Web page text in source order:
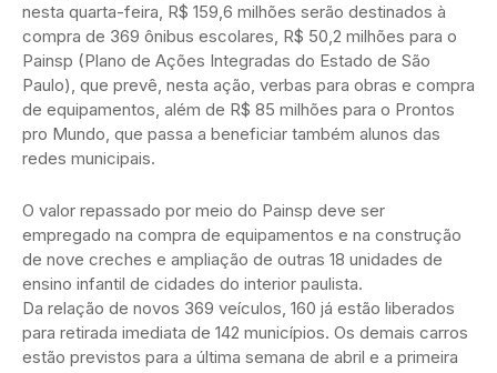
nesta quarta-feira, R$ 159,6 milhões serão destinados à
compra de 369 ônibus escolares, R$ 50,2 milhões para o
Painsp (Plano de Ações Integradas do Estado de São
Paulo), que prevê, nesta ação, verbas para obras e compra
de equipamentos, além de R$ 85 milhões para o Prontos
pro Mundo, que passa a beneficiar também alunos das
redes municipais.
O valor repassado por meio do Painsp deve ser
empregado na compra de equipamentos e na construção
de nove creches e ampliação de outras 18 unidades de
ensino infantil de cidades do interior paulista.
Da relação de novos 369 veículos, 160 já estão liberados
para retirada imediata de 142 municípios. Os demais carros
estão previstos para a última semana de abril e a primeira